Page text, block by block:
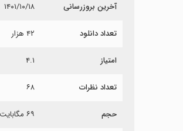
آخرین بروزرسانی ۱۴۰۱/۱۰/۱۸
تعداد دانلود ۴۲ هزار
امتیاز ۴.۱
تعداد نظرات ۶۸
حجم ۶۹ مگابایت